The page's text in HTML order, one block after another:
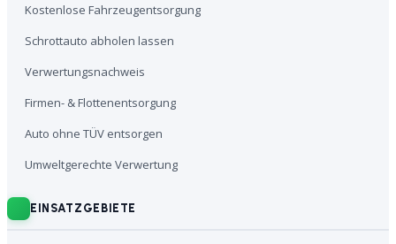
Kostenlose Fahrzeugentsorgung
Schrottauto abholen lassen
Verwertungsnachweis
Firmen- & Flottenentsorgung
Auto ohne TÜV entsorgen
Umweltgerechte Verwertung
EINSATZGEBIETE